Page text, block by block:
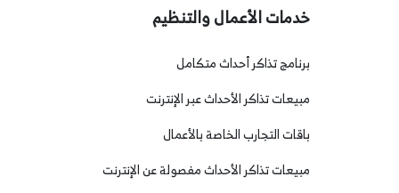
خدمات الأعمال والتنظيم
برنامج تذاكر أحداث متكامل
مبيعات تذاكر الأحداث عبر الإنترنت
باقات التجارب الخاصة بالأعمال
مبيعات تذاكر الأحداث مفصولة عن الإنترنت